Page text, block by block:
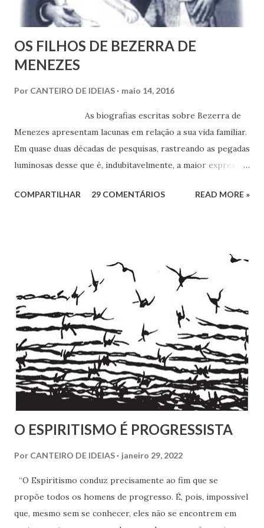
OS FILHOS DE BEZERRA DE
MENEZES
Por CANTEIRO DE IDEIAS maio 14, 2016
As biografias escritas sobre Bezerra de
Menezes apresentam lacunas em relação a sua vida familiar.
Em quase duas décadas de pesquisas, rastreando as pegadas
luminosas desse que é, indubitavelmente, a maior expressão
documentos que nos permitem esclarecer um pouco mais
Damas Martins e, particularmente, da querida amiga Lúcia
Bezerra, sobrinha-bisneta de Bezerra, residente em
Fortaleza, conseguimos montar a maior parte desse
intricado quebra-cabeças, cujas informações
compartilhamos neste mês em que relembramos os 180
anos de seu nascimento. Bezerra casou-se...
COMPARTILHAR 29 COMENTÁRIOS READ MORE »
O ESPIRITISMO É PROGRESSISTA
Por CANTEIRO DE IDEIAS janeiro 29, 2022
“O Espiritismo conduz precisamente ao fim que se
propõe todos os homens de progresso. É, pois, impossível
que, mesmo sem se conhecer, eles não se encontrem em